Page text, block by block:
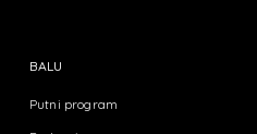
BALU
Putni program